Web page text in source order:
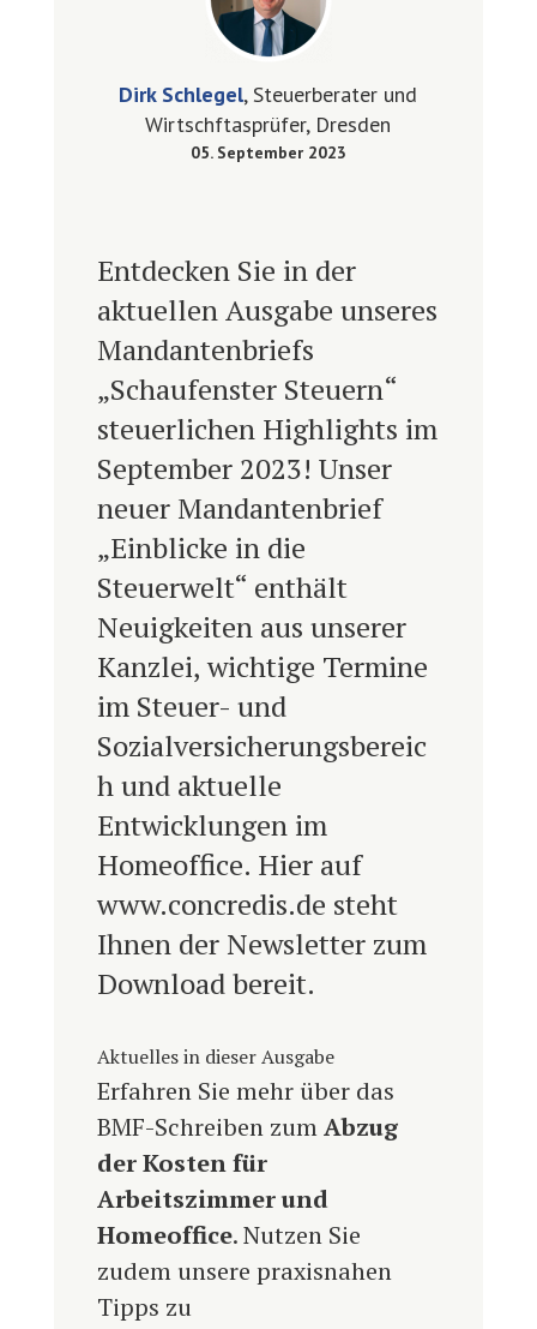
Dirk Schlegel, Steuerberater und
Wirtschftasprüfer, Dresden
05. September 2023
Entdecken Sie in der
aktuellen Ausgabe unseres
Mandantenbriefs
„Schaufenster Steuern“
steuerlichen Highlights im
September 2023! Unser
neuer Mandantenbrief
„Einblicke in die
Steuerwelt“ enthält
Neuigkeiten aus unserer
Kanzlei, wichtige Termine
im Steuer- und
Sozialversicherungsbereic
h und aktuelle
Entwicklungen im
Homeoffice. Hier auf
www.concredis.de steht
Ihnen der Newsletter zum
Download bereit.
Aktuelles in dieser Ausgabe
Erfahren Sie mehr über das
BMF-Schreiben zumAbzug
der Kosten für
Arbeitszimmer und
Homeoffice. Nutzen Sie
zudem unsere praxisnahen
Tipps zu